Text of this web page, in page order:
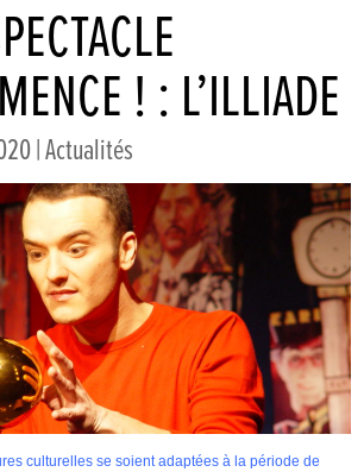
! : L’ILLIADE
|Actualités
culturelles se soient adaptées à la période de